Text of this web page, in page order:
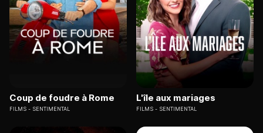
Coup de foudre à Rome
FILMS SENTIMENTAL
L'île aux mariages
FILMS SENTIMENTAL